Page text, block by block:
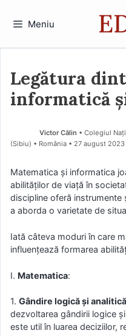
Meniu
Legătura
informatică
Victor Călin • Colegiul
(Sibiu) • România
27 august 2023
Matematica și informatica
abilităților de viață în
discipline oferă instrumente
a aborda o varietate de
Iată câteva moduri în care
influențează formarea
I. Matematica:
1. Gândire logică și analitică
dezvoltarea gândirii logice
este util în luarea deciziilor,